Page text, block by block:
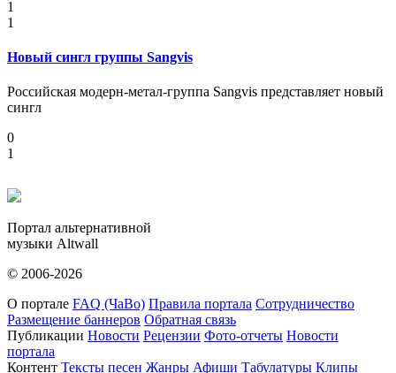
1
1
Новый сингл группы Sangvis
Российская модерн-метал-группа Sangvis представляет новый
сингл
0
1
Портал альтернативной
музыки Altwall
© 2006-2026
О портале FAQ (ЧаВо) Правила портала Сотрудничество
Размещение баннеров Обратная связь
Публикации Новости Рецензии Фото-отчеты Новости
портала
Контент Тексты песен Жанры Афиши Табулатуры Клипы